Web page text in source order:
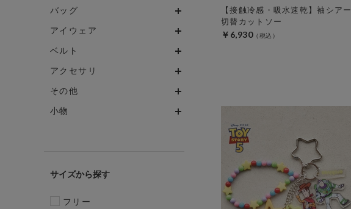
バッグ
アイウェア
ベルト
アクセサリ
その他
小物
サイズ
フリー
【接触冷感・吸水速乾】袖シアー
切替カットソー
￥6,930